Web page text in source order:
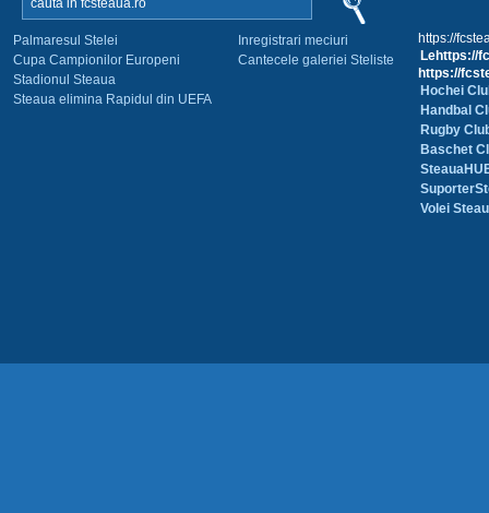
Palmaresul Stelei
Cupa Campionilor Europeni
Stadionul Steaua
Steaua elimina Rapidul din UEFA
Inregistrari meciuri
Cantecele galeriei Steliste
https://
Lehttps://
https://
Hochei
Handbal
Rugby
Baschet
Volei